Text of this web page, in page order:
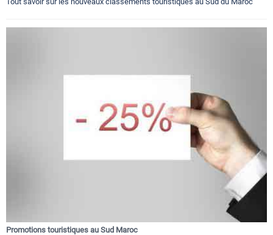
Promotions touristiques au Sud Maroc